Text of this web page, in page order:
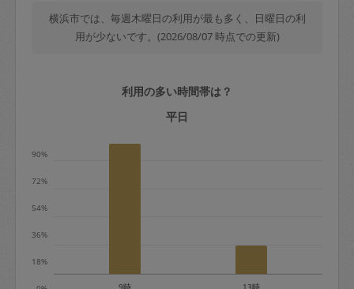
金額の100%＋交通費全額
定期契約をキャンセルする場合、毎週定
期は月2回まで隔週定期は月1回までキャ
横浜市では、毎週木曜日の利用が最も多く、日曜日の利
用が少ないです。(2026/08/07 時点での更新)
利用の多い時間帯は？
平日
18%
36%
54%
72%
90%
9時 13時